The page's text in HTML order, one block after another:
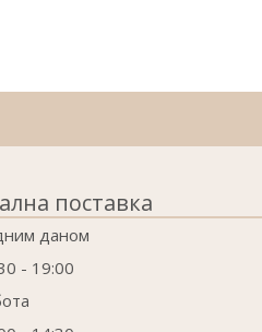
поставка
даном
- 19:00